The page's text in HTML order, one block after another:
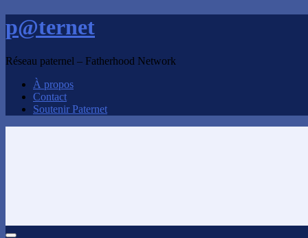
p@ternet
Réseau paternel – Fatherhood Network
À propos
Contact
Soutenir Paternet